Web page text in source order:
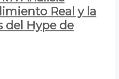
Real y la
del Hype de